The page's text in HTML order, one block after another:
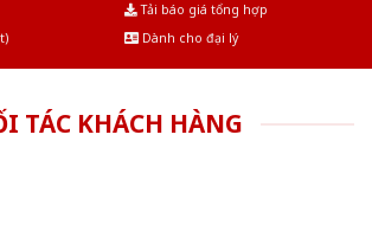
Tải báo giá tổng hợp
Dành cho đại lý
TÁC KHÁCH HÀNG